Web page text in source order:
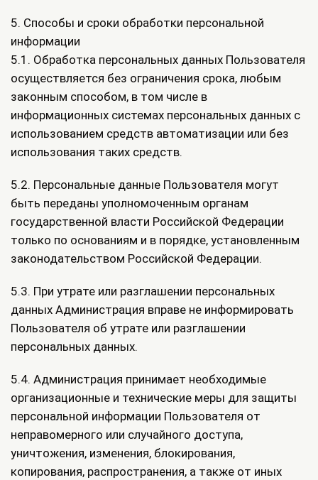
5. Способы и сроки обработки персональной
информации
5.1. Обработка персональных данных Пользователя
осуществляется без ограничения срока, любым
законным способом, в том числе в
информационных системах персональных данных с
использованием средств автоматизации или без
использования таких средств.
5.2. Персональные данные Пользователя могут
быть переданы уполномоченным органам
государственной власти Российской Федерации
только по основаниям и в порядке, установленным
законодательством Российской Федерации.
5.3. При утрате или разглашении персональных
данных Администрация вправе не информировать
Пользователя об утрате или разглашении
персональных данных.
5.4. Администрация принимает необходимые
организационные и технические меры для защиты
персональной информации Пользователя от
неправомерного или случайного доступа,
уничтожения, изменения, блокирования,
копирования, распространения, а также от иных